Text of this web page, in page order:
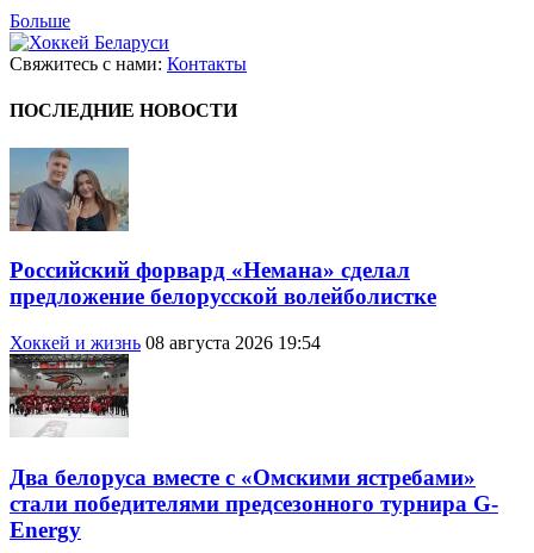
Больше
Свяжитесь с нами: Контакты
ПОСЛЕДНИЕ НОВОСТИ
Российский форвард «Немана» сделал
предложение белорусской волейболистке
Хоккей и жизнь 08 августа 2026 19:54
Два белоруса вместе с «Омскими ястребами»
стали победителями предсезонного турнира G-
Energy